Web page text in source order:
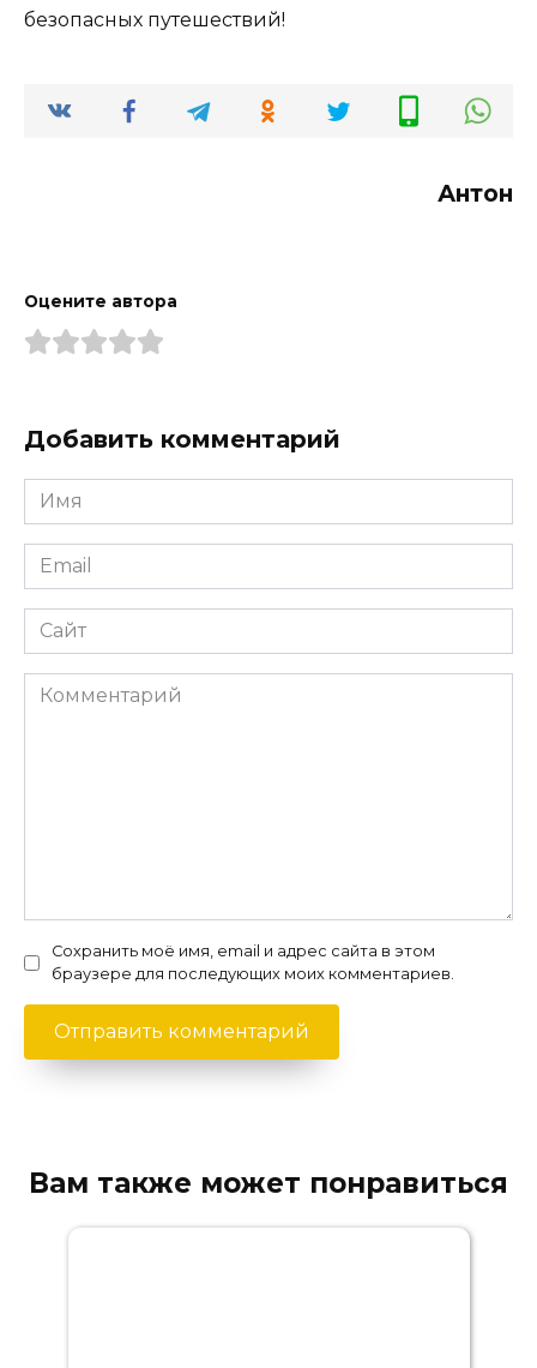
безопасных путешествий!
Антон
Оцените автора
Добавить комментарий
Имя
*
Email
*
Сайт
Комментарий
Сохранить моё имя, email и адрес сайта в этом
браузере для последующих моих комментариев.
Вам также может понравиться